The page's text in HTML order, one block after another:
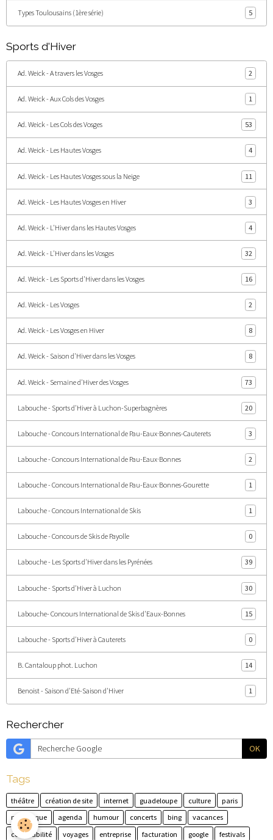
Types Toulousains (1ère série) 5
Sports d'Hiver
Ad. Weick - A travers les Vosges 2
Ad. Weick - Aux Cols des Vosges 1
Ad. Weick - Les Cols des Vosges 53
Ad. Weick - Les Hautes Vosges 4
Ad. Weick - Les Hautes Vosges sous la Neige 11
Ad. Weick - Les Hautes Vosges en Hiver 3
Ad. Weick - L'Hiver dans les Hautes Vosges 4
Ad. Weick - L'Hiver dans les Vosges 32
Ad. Weick - Les Sports d'Hiver dans les Vosges 16
Ad. Weick - Les Vosges 2
Ad. Weick - Les Vosges en Hiver 8
Ad. Weick - Saison d'Hiver dans les Vosges 8
Ad. Weick - Semaine d'Hiver des Vosges 73
Labouche - Sports d'Hiver à Luchon-Superbagnères 20
Labouche - Concours International de Pau-Eaux·Bonnes-Cauterets 3
Labouche - Concours International de Pau-Eaux·Bonnes 2
Labouche - Concours International de Pau-Eaux·Bonnes-Gourette 1
Labouche - Concours International de Skis 1
Labouche - Concours de Skis de Payolle 0
Labouche - Les Sports d'Hiver dans les Pyrénées 39
Labouche - Sports d'Hiver à Luchon 30
Labouche- Concours International de Skis d'Eaux-Bonnes 15
Labouche - Sports d'Hiver à Cauterets 0
B. Cantaloup phot. Luchon 14
Benoist - Saison d'Eté-Saison d'Hiver 1
Rechercher
OK
Tags
théâtre création de site internet guadeloupe culture
paris
martinique
agenda humour concerts bing
vacances
comptabilité
voyages entreprise facturation google festivals